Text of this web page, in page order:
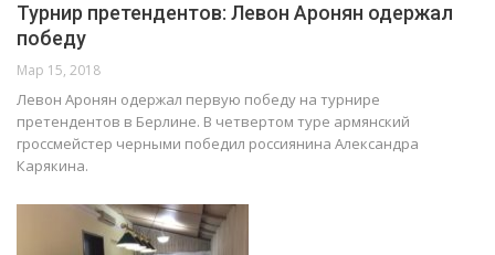
Турнир претендентов: Левон Аронян одержал
победу
Мар 15, 2018
Левон Аронян одержал первую победу на турнире
претендентов в Берлине. В четвертом туре армянский
гроссмейстер черными победил россиянина Александра
Карякина.